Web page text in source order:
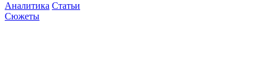
Аналитика Статьи
Сюжеты